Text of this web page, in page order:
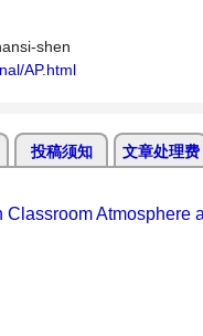
shen
AP.html
投稿须知 文章处理费
Atmosphere